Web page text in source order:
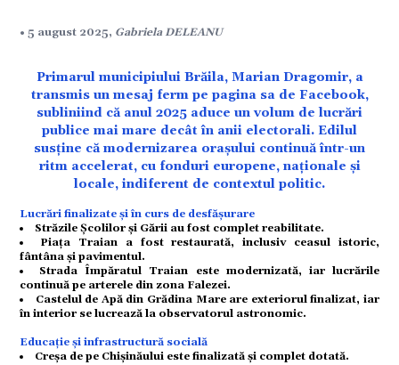
• 5 august 2025, Gabriela DELEANU
Primarul municipiului Brăila, Marian Dragomir, a
transmis un mesaj ferm pe pagina sa de Facebook,
subliniind că anul 2025 aduce un volum de lucrări
publice mai mare decât în anii electorali. Edilul
susține că modernizarea orașului continuă într-un
ritm accelerat, cu fonduri europene, naționale și
locale, indiferent de contextul politic.
Lucrări finalizate și în curs de desfășurare
Străzile Școlilor și Gării au fost complet reabilitate.
Piața Traian a fost restaurată, inclusiv ceasul istoric,
fântâna și pavimentul.
Strada Împăratul Traian este modernizată, iar lucrările
continuă pe arterele din zona Falezei.
Castelul de Apă din Grădina Mare are exteriorul finalizat, iar
în interior se lucrează la observatorul astronomic.
Educație și infrastructură socială
Creșa de pe Chișinăului este finalizată și complet dotată.